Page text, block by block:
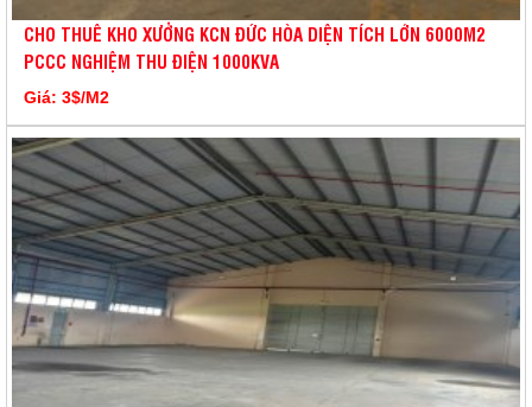
CHO THUÊ KHO XƯỞNG KCN ĐỨC HÒA DIỆN TÍCH LỚN 6000M2
PCCC NGHIỆM THU ĐIỆN 1000KVA
Giá: 3$/M2